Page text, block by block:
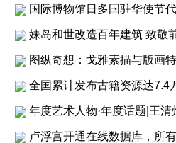
国际博物馆日多国驻华使节
妹岛和世改造百年建筑 致敬
图纵奇想：戈雅素描与版画
全国累计发布古籍资源达7.4
年度艺术人物·年度话题|王清
卢浮宫开通在线数据库，所